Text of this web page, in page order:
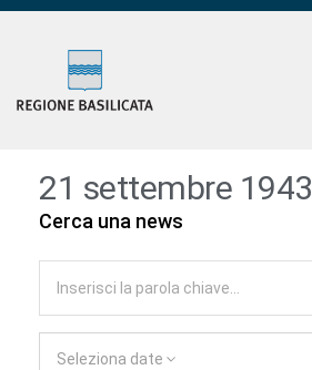
21 settembre 1943
Cerca una news
Seleziona date